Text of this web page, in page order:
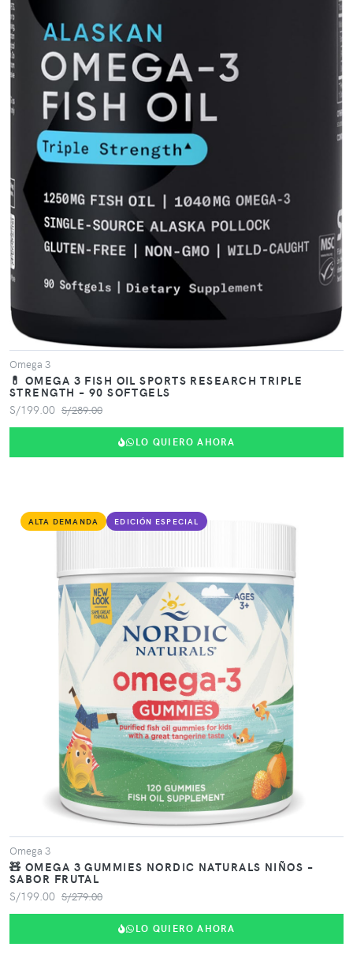
VER PRODUCTO
Omega 3
💊 OMEGA 3 FISH OIL SPORTS RESEARCH TRIPLE
STRENGTH – 90 SOFTGELS
S/199.00 S/289.00
LO QUIERO AHORA
ALTA DEMANDA EDICIÓN ESPECIAL
VER PRODUCTO
Omega 3
🧸 OMEGA 3 GUMMIES NORDIC NATURALS NIÑOS –
SABOR FRUTAL
S/199.00 S/279.00
LO QUIERO AHORA